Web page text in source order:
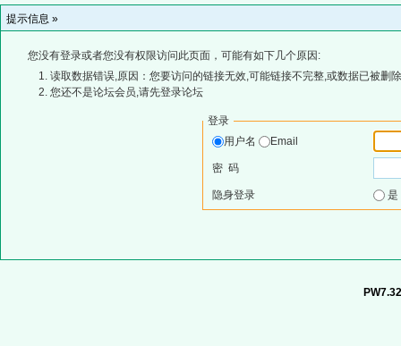
提示信息 »
您没有登录或者您没有权限访问此页面，可能有如下几个原因:
读取数据错误,原因：您要访问的链接无效,可能链接不完整,或数据已被删
您还不是论坛会员,请先登录论坛
登录
用户名
Email
密 码
隐身登录